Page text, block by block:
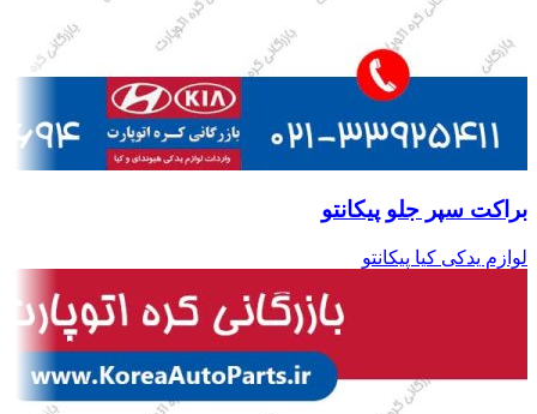
براکت سپر جلو پیکانتو
لوازم یدکی کیا پیکانتو